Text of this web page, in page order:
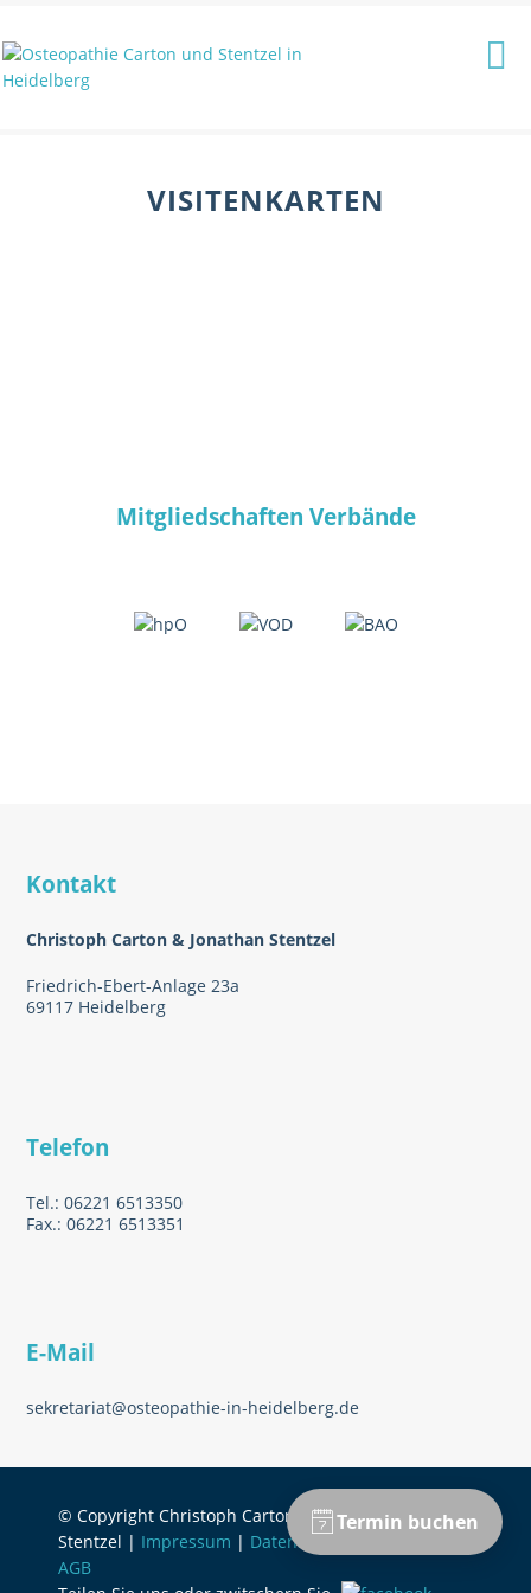
VISITENKARTEN
Mitgliedschaften Verbände
Kontakt
Christoph Carton & Jonathan Stentzel
Friedrich-Ebert-Anlage 23a
69117 Heidelberg
Telefon
Tel.: 06221 6513350
Fax.: 06221 6513351
E-Mail
sekretariat@osteopathie-in-heidelberg.de
© Copyright Christoph Carton & Jonathan
Stentzel | Impressum | Datenschutzerklärung
AGB